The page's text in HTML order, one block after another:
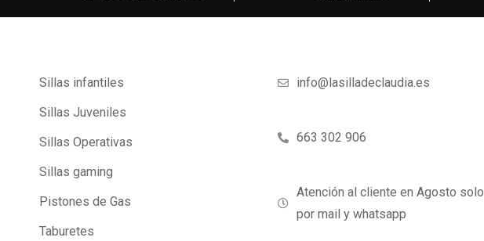
Sillas infantiles
Sillas Juveniles
Sillas Operativas
Sillas gaming
Pistones de Gas
Taburetes
info@lasilladeclaudia.es
663 302 906
Atención al cliente en Agosto solo
por mail y whatsapp